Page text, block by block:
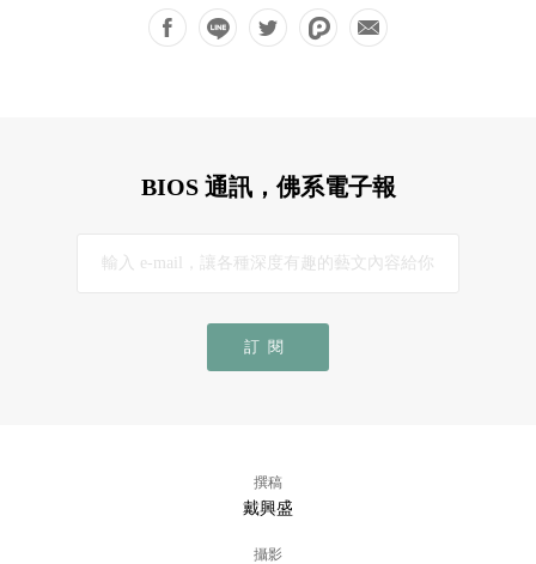
BIOS 通訊，佛系電子報
訂閱
撰稿
戴興盛
攝影